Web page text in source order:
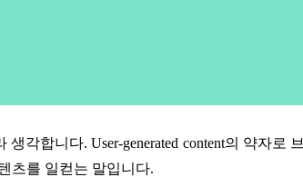
각합니다. User-generated content의 약자로 브
츠를 일컫는 말입니다.